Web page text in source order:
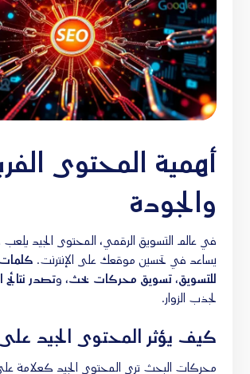
أهمية المحتوى
والجودة
في عالم التسويق الرقمي، المحتوى الجيد يلعب
يساعد في تحسين موقعك على الإنترنت.
للتسويق،تسويق محركات بحث، وتصدر نتائج
لجذب الزوار.
كيف يؤثر المحتوى الجيد على
محركات البحث ترى المحتوى الجيد كعلامة